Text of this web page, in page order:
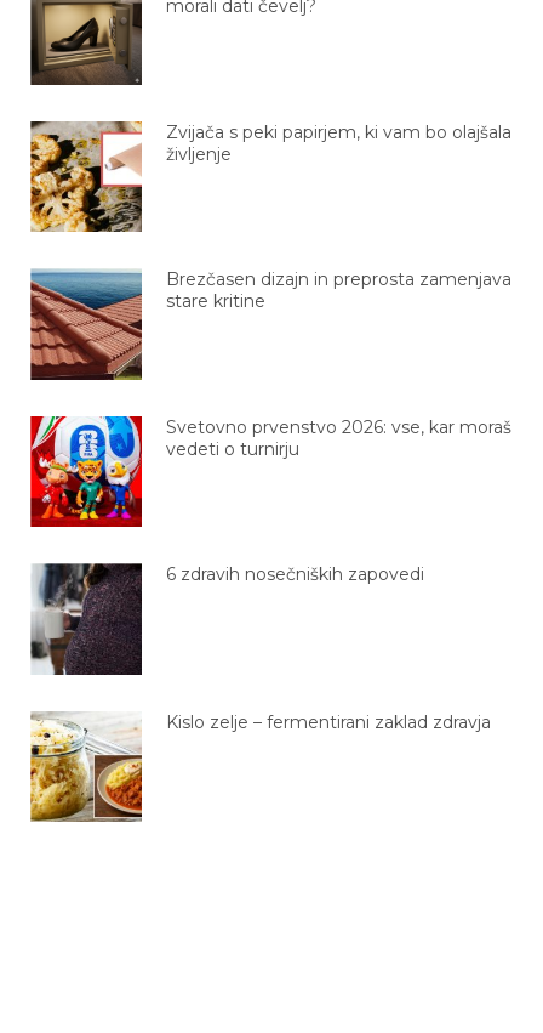
morali dati čevelj?
Zvijača s peki papirjem, ki vam bo olajšala
življenje
Brezčasen dizajn in preprosta zamenjava
stare kritine
Svetovno prvenstvo 2026: vse, kar moraš
vedeti o turnirju
6 zdravih nosečniških zapovedi
Kislo zelje – fermentirani zaklad zdravja